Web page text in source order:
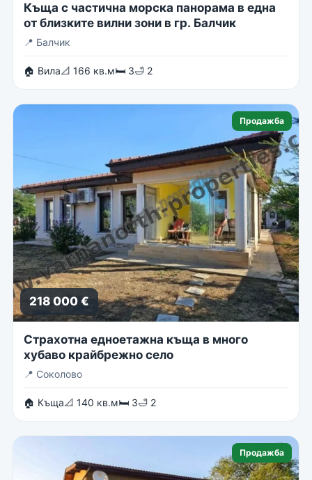
Къща с частична морска панорама в една
от близките вилни зони в гр. Балчик
📍 Балчик
🏠 Вила📐 166 кв.м🛏 3🛁 2
Продажба
218 000 €
Страхотна едноетажна къща в много
хубаво крайбрежно село
📍 Соколово
🏠 Къща📐 140 кв.м🛏 3🛁 2
Продажба